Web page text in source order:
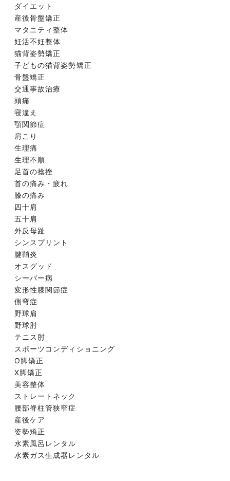
ダイエット
産後骨盤矯正
マタニティ整体
妊活不妊整体
猫背姿勢矯正
子どもの猫背姿勢矯正
骨盤矯正
交通事故治療
頭痛
寝違え
顎関節症
肩こり
生理痛
生理不順
足首の捻挫
首の痛み・疲れ
膝の痛み
四十肩
五十肩
外反母趾
シンスプリント
腱鞘炎
オスグッド
シーバー病
変形性膝関節症
側弯症
野球肩
野球肘
テニス肘
スポーツコンディショニング
O脚矯正
X脚矯正
美容整体
ストレートネック
腰部脊柱管狭窄症
産後ケア
姿勢矯正
水素風呂レンタル
水素ガス生成器レンタル